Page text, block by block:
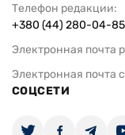
Телефон редакции:
+380 (44) 280-04-85
Электронная почта
Электронная почта
СОЦСЕТИ